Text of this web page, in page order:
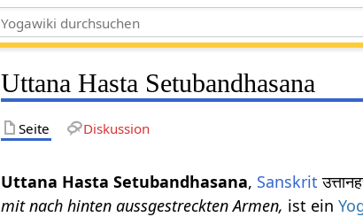
Uttana Hasta Setubandhasana
Seite Diskussion
Uttana Hasta Setubandhasana, Sanskrit
mit nach hinten aussgestreckten Armen, ist ein